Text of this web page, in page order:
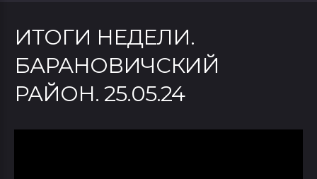
ИТОГИ НЕДЕЛИ.
БАРАНОВИЧСКИЙ
РАЙОН. 25.05.24